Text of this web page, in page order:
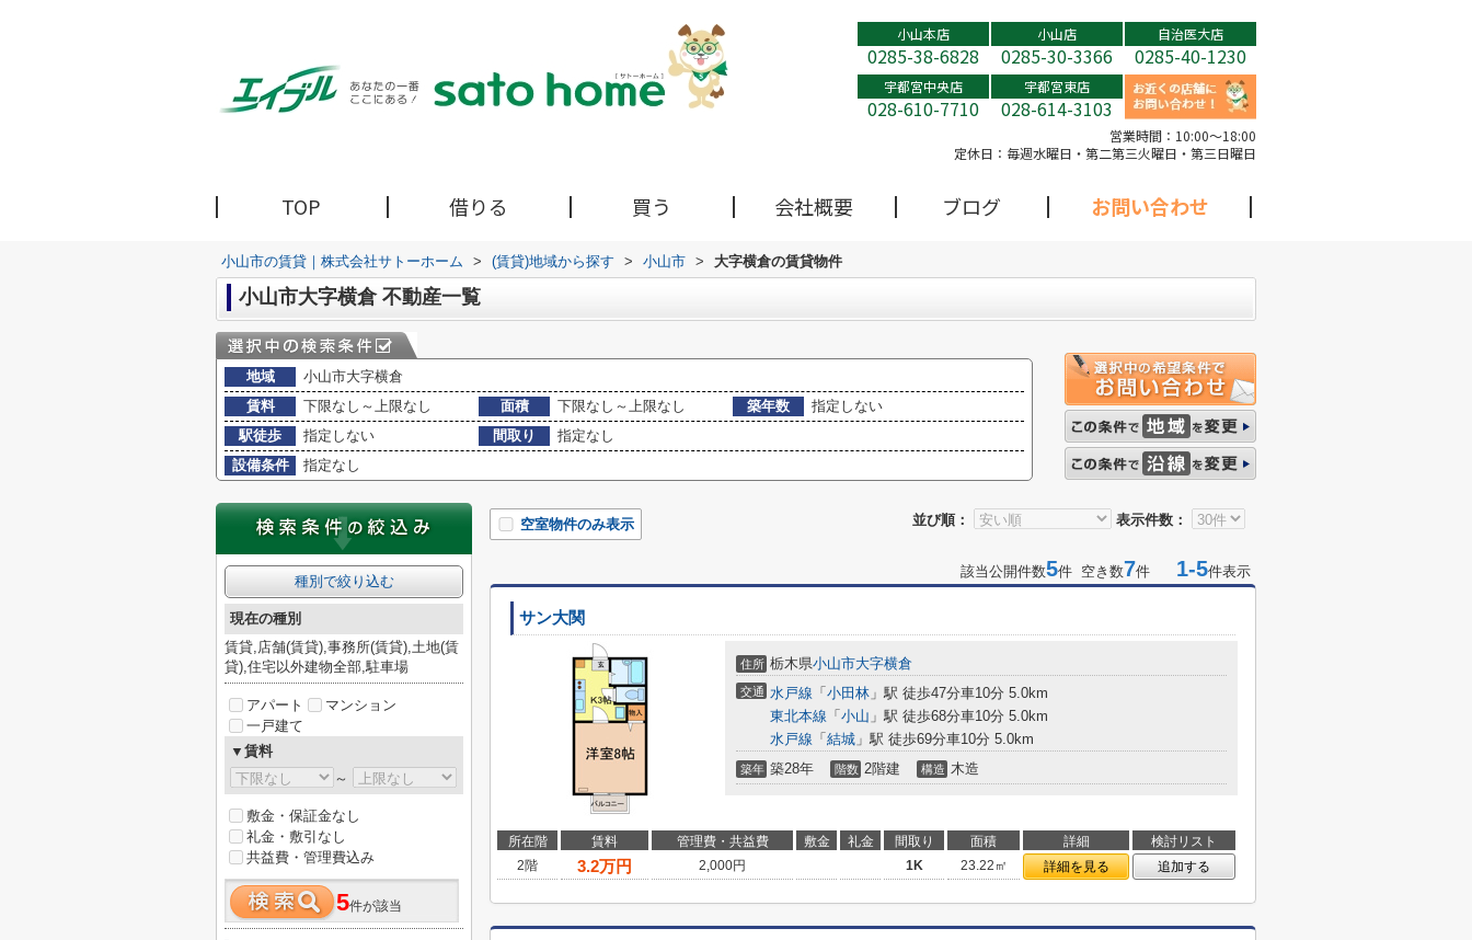
小山本店
0285-38-6828
小山店
0285-30-3366
自治医大店
0285-40-1230
宇都宮中央店
028-610-7710
宇都宮東店
028-614-3103
営業時間： 10:00～18:00
定休日： 毎週水曜日・第二第三火曜日・第三日曜日
TOP 借りる 買う 会社概要 ブログ お問い合わせ
小山市の賃貸｜株式会社サトーホーム > (賃貸)地域から探す > 小山市 > 大字横倉の賃貸物件
小山市大字横倉 不動産一覧
地域
小山市大字横倉
賃料
下限なし～上限なし 面積 下限なし～上限なし 築年数
指定しない
駅徒歩
指定しない 間取り
指定なし
設備条件
指定なし
並び順： 表示件数：
空室物件のみ表示
該当公開件数5件 空き数7件 1-5件表示
サン大関
住所 栃木県小山市大字横倉
交通 水戸線 「 小田林 」駅 徒歩47分車10分 5.0km
東北本線 「 小山 」駅 徒歩68分車10分 5.0km
水戸線 「 結城 」駅 徒歩69分車10分 5.0km
築年 築28年 階数 2階建 構造 木造
所在階 賃料 管理費・共益費 敷金 礼金 間取り 面積 詳細
検討リスト
2階
3.2万円 2,000円 1K 23.22㎡ 詳細を見る 追加する
種別で絞り込む
現在の種別
賃貸,店舗(賃貸),事務所(賃貸),土地(賃
貸),住宅以外建物全部,駐車場
アパート
マンション
一戸建て
▼賃料
～
敷金・保証金なし
礼金・敷引なし
共益費・管理費込み
5件が該当